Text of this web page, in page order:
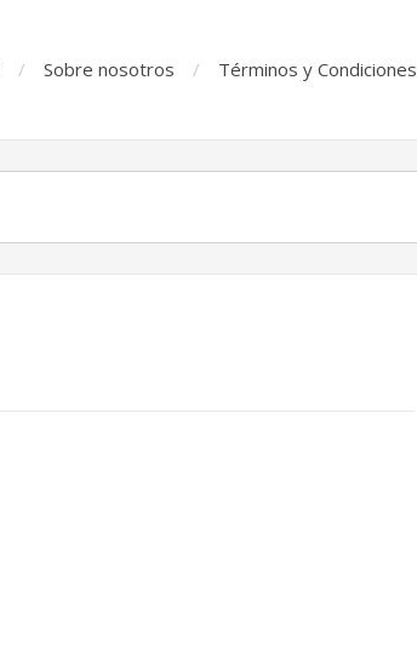
Sobre nosotros Términos y Condiciones